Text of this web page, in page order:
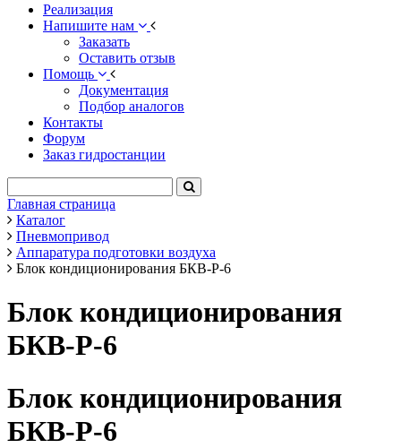
Реализация
Напишите нам
Заказать
Оставить отзыв
Помощь
Документация
Подбор аналогов
Контакты
Форум
Заказ гидростанции
Главная страница
Каталог
Пневмопривод
Аппаратура подготовки воздуха
Блок кондиционирования БКВ-Р-6
Блок кондиционирования
БКВ-Р-6
Блок кондиционирования
БКВ-Р-6